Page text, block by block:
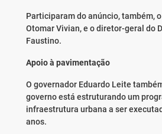
Participaram do anúncio, também,
Otomar Vivian, e o diretor-geral do
Faustino.
Apoio à pavimentação
O governador Eduardo Leite
governo está estruturando um
infraestrutura urbana a ser
anos.